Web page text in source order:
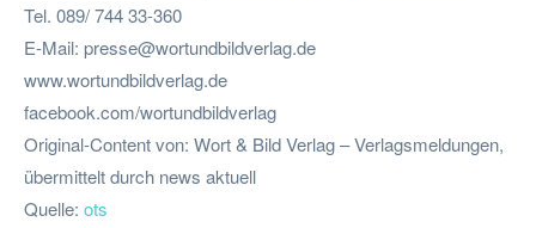
Tel. 089/ 744 33-360
E-Mail: presse@wortundbildverlag.de
www.wortundbildverlag.de
facebook.com/wortundbildverlag
Original-Content von: Wort & Bild Verlag – Verlagsmeldungen,
übermittelt durch news aktuell
Quelle: ots